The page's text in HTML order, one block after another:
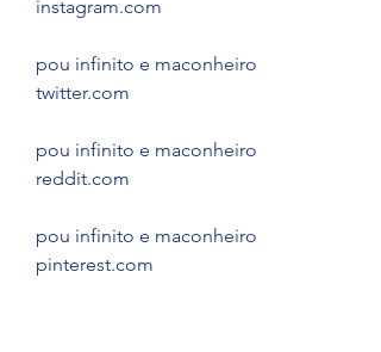
instagram.com
pou infinito e maconheiro
twitter.com
pou infinito e maconheiro
reddit.com
pou infinito e maconheiro
pinterest.com